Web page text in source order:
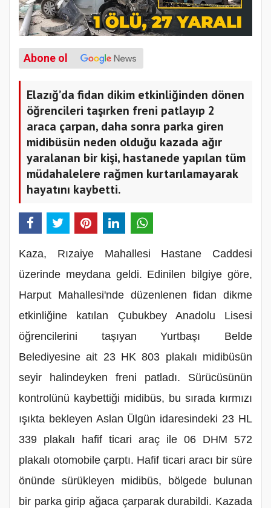
Abone ol
Elazığ’da fidan dikim etkinliğinden dönen
öğrencileri taşırken freni patlayıp 2
araca çarpan, daha sonra parka giren
midibüsün neden olduğu kazada ağır
yaralanan bir kişi, hastanede yapılan tüm
müdahalelere rağmen kurtarılamayarak
hayatını kaybetti.
Kaza, Rızaiye Mahallesi Hastane Caddesi
üzerinde meydana geldi. Edinilen bilgiye göre,
Harput Mahallesi'nde düzenlenen fidan dikme
etkinliğine katılan Çubukbey Anadolu Lisesi
öğrencilerini taşıyan Yurtbaşı Belde
Belediyesine ait 23 HK 803 plakalı midibüsün
seyir halindeyken freni patladı. Sürücüsünün
kontrolünü kaybettiği midibüs, bu sırada kırmızı
ışıkta bekleyen Aslan Ülgün idaresindeki 23 HL
339 plakalı hafif ticari araç ile 06 DHM 572
plakalı otomobile çarptı. Hafif ticari aracı bir süre
önünde sürükleyen midibüs, bölgede bulunan
bir parka girip ağaca çarparak durabildi. Kazada